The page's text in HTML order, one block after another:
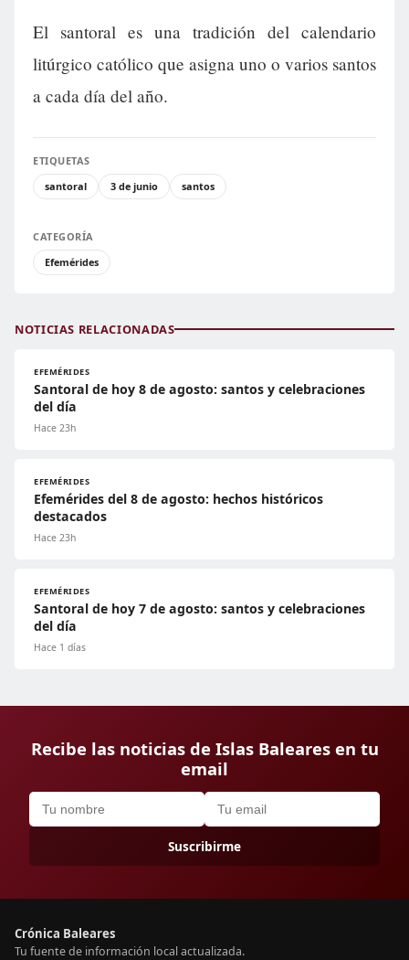
El santoral es una tradición del calendario
litúrgico católico que asigna uno o varios santos
a cada día del año.
ETIQUETAS
santoral
3 de junio santos
CATEGORÍA
Efemérides
NOTICIAS RELACIONADAS
EFEMÉRIDES
Santoral de hoy 8 de agosto: santos y celebraciones
del día
Hace 23h
EFEMÉRIDES
Efemérides del 8 de agosto: hechos históricos
destacados
Hace 23h
EFEMÉRIDES
Santoral de hoy 7 de agosto: santos y celebraciones
del día
Hace 1 días
Recibe las noticias de Islas Baleares en tu
email
Suscribirme
Crónica Baleares
Tu fuente de información local actualizada.